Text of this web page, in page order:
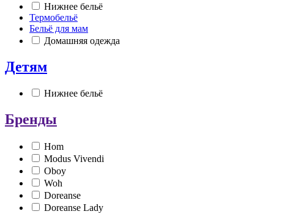
Нижнее бельё
Термобельё
Бельё для мам
Домашняя одежда
Детям
Нижнее бельё
Бренды
Hom
Modus Vivendi
Oboy
Woh
Doreanse
Doreanse Lady